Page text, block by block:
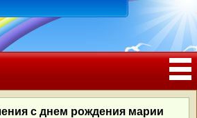
РОЖДЕНИЯ, ЮБИЛЕЕМ
с днем рождения марии